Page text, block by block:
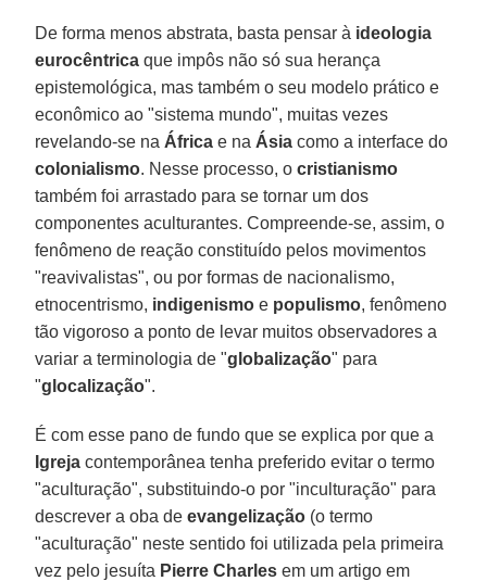
De forma menos abstrata, basta pensar à ideologia
eurocêntrica que impôs não só sua herança
epistemológica, mas também o seu modelo prático e
econômico ao "sistema mundo", muitas vezes
revelando-se na África e na Ásia como a interface do
colonialismo. Nesse processo, ocristianismo
também foi arrastado para se tornar um dos
componentes aculturantes. Compreende-se, assim, o
fenômeno de reação constituído pelos movimentos
"reavivalistas", ou por formas de nacionalismo,
etnocentrismo, indigenismo e populismo, fenômeno
tão vigoroso a ponto de levar muitos observadores a
variar a terminologia de "globalização" para
"glocalização".
É com esse pano de fundo que se explica por que a
Igreja contemporânea tenha preferido evitar o termo
"aculturação", substituindo-o por "inculturação" para
descrever a oba deevangelização (o termo
"aculturação" neste sentido foi utilizada pela primeira
vez pelo jesuíta Pierre Charles em um artigo em